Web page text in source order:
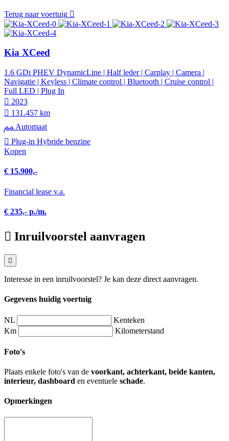
Terug naar voertuig
Kia XCeed
1.6 GDi PHEV DynamicLine | Half leder | Carplay | Camera |
Navigatie | Keyless | Climate control | Bluetooth | Cruise control |
Full LED | Plug In
2023
131.457 km
Automaat
Plug-in Hybride benzine
Kopen
€ 15.900,-
Financial lease v.a.
€ 235,- p./m.
Inruilvoorstel aanvragen
Interesse in een inruilvoorstel? Je kan deze direct aanvragen.
Gegevens huidig voertuig
NL
Kenteken
Km
Kilometerstand
Foto's
Plaats enkele foto's van de voorkant, achterkant, beide kanten,
interieur, dashboard en eventuele schade.
Opmerkingen